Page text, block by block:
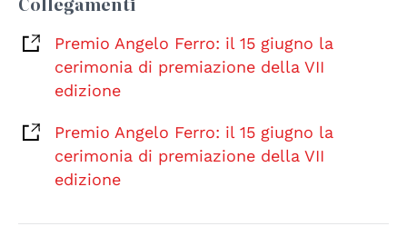
Premio Angelo Ferro: il 15 giugno la
cerimonia di premiazione della VII
edizione
Premio Angelo Ferro: il 15 giugno la
cerimonia di premiazione della VII
edizione